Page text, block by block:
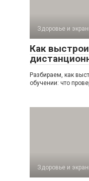
Здоровье и
Как
Разбираем, как
обучении: что
Здоровье и